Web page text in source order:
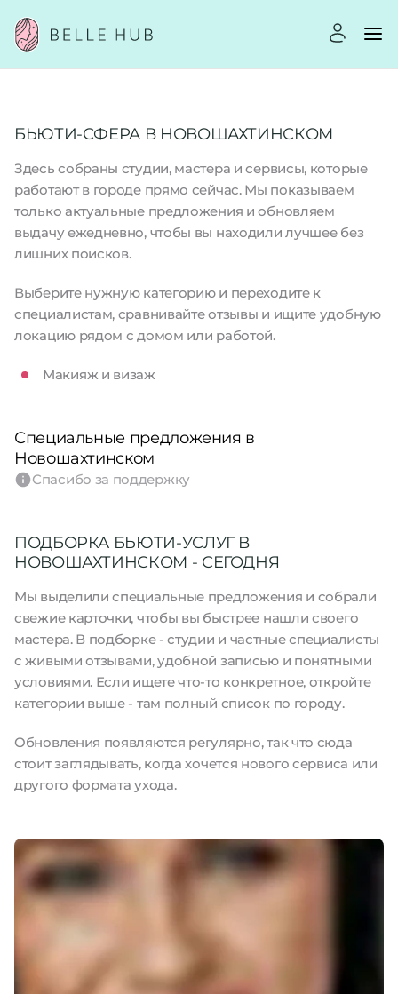
БЬЮТИ-СФЕРА В НОВОШАХТИНСКОМ
Здесь собраны студии, мастера и сервисы, которые
работают в городе прямо сейчас. Мы показываем
только актуальные предложения и обновляем
выдачу ежедневно, чтобы вы находили лучшее без
лишних поисков.
Выберите нужную категорию и переходите к
специалистам, сравнивайте отзывы и ищите удобную
локацию рядом с домом или работой.
Макияж и визаж
Специальные предложения в
Новошахтинском
Спасибо за поддержку
ПОДБОРКА БЬЮТИ-УСЛУГ В
НОВОШАХТИНСКОМ - СЕГОДНЯ
Мы выделили специальные предложения и собрали
свежие карточки, чтобы вы быстрее нашли своего
мастера. В подборке - студии и частные специалисты
с живыми отзывами, удобной записью и понятными
условиями. Если ищете что-то конкретное, откройте
категории выше - там полный список по городу.
Обновления появляются регулярно, так что сюда
стоит заглядывать, когда хочется нового сервиса или
другого формата ухода.